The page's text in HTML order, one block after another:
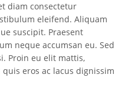
diam consectetur
eleifend. Aliquam
suscipit. Praesent
neque accumsan eu. Sed
Proin eu elit mattis,
eros ac lacus dignissim